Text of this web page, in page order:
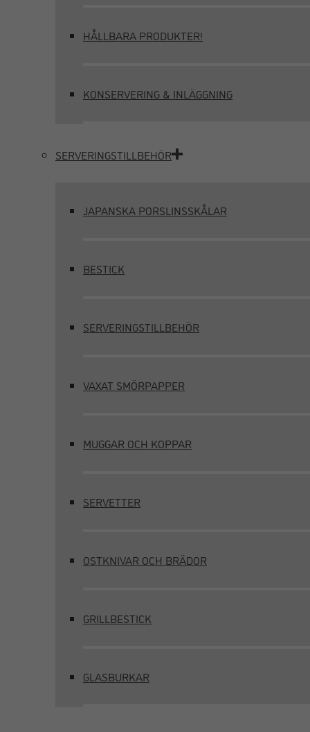
HÅLLBARA PRODUKTER!
KONSERVERING & INLÄGGNING
SERVERINGSTILLBEHÖR
JAPANSKA PORSLINSSKÅLAR
BESTICK
SERVERINGSTILLBEHÖR
VAXAT SMÖRPAPPER
MUGGAR OCH KOPPAR
SERVETTER
OSTKNIVAR OCH BRÄDOR
GRILLBESTICK
GLASBURKAR